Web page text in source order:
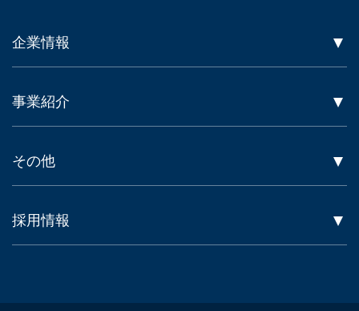
企業情報
事業紹介
その他
採用情報